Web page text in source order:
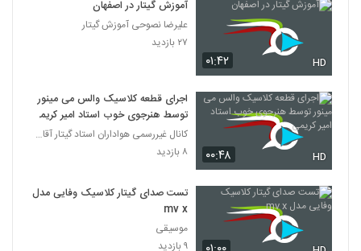
۰۱:۴۲ HD
آموزش گیتار در اصفهان
علیرضا نصوحی آموزش گیتار
۲۷ بازدید
۰۰:۴۸ HD
اجرای قطعه کلاسیک والس می مینور
توسط هنرجوی خوب استاد امیر کریمی
کانال غیررسمی هواداران استاد گیتار آقای امیر کریمی
۸ بازدید
تست صدای گیتار کلاسیک وفایی مدل
mv x
موسیقی
۹ بازدید